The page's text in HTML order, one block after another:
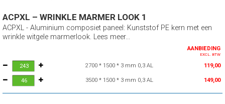
ACPXL – WRINKLE MARMER LOOK 1
ACPXL - Aluminium composiet paneel: Kunststof PE kern met een
wrinkle witgele marmerlook. Lees meer...
AANBIEDING
EXCL. BTW
2700 * 1500 * 3 mm 0,3 AL 119,00
3500 * 1500 * 3 mm 0,3 AL 149,00